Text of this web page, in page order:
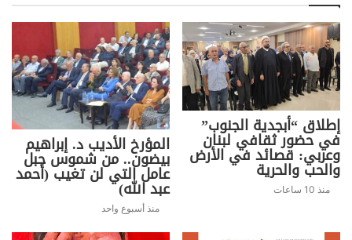
إطلاق “أبجدية الجنوب”
في حضور ثقافي لبنان
وعربي: قصائد في الأرض
والحب والحرية
منذ 10 ساعات
المؤرخ الأديب د. إبراهيم
بيضون.. من شموس جبل
عامل التي لن تغيب (أحمد
عبد الله)
منذ أسبوع واحد